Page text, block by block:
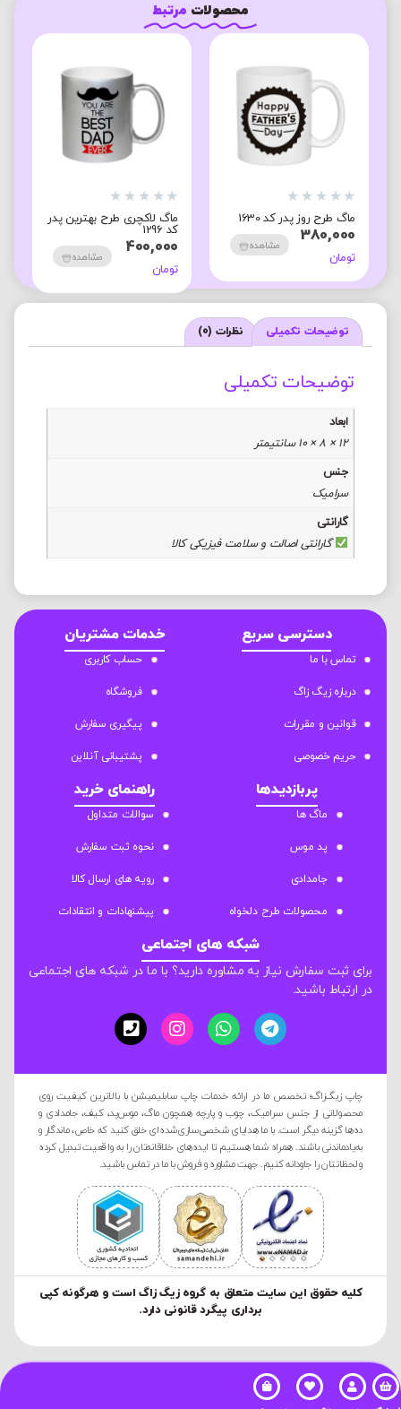
محصولات مرتبط
★
★
★
★
★
ماگ طرح روز پدر کد 1630
380,000
تومان
مشاهده
★
★
★
★
★
ماگ لاکچری طرح بهترین پدر
کد 1296
400,000
تومان
مشاهده
توضیحات تکمیلی نظرات (0)
توضیحات تکمیلی
ابعاد
12 × 8 × 10 سانتیمتر
جنس
سرامیک
گارانتی
گارانتی اصالت و سلامت فیزیکی کالا
دسترسی سریع
تماس با ما
درباره زیگ زاگ
قوانین و مقررات
حریم خصوصی
خدمات مشتریان
حساب کاربری
فروشگاه
پیگیری سفارش
پشتیبانی آنلاین
پربازدیدها
ماگ ها
پد موس
جامدادی
محصولات طرح دلخواه
راهنمای خرید
سوالات متداول
نحوه ثبت سفارش
رویه های ارسال کالا
پیشنهادات و انتقادات
شبکه های اجتماعی
برای ثبت سفارش نیاز به مشاوره دارید؟ با ما در شبکه های اجتماعی
در ارتباط باشید.
چاپ زیگ‌زاگ؛ تخصص ما در ارائه خدمات چاپ سابلیمیشن با بالاترین کیفیت روی
محصولاتی از جنس سرامیک، چوب و پارچه همچون ماگ، موس‌پد، کیف، جامدادی و
ده‌ها گزینه دیگر است. با ما هدایای شخصی‌سازی‌شده‌ای خلق کنید که خاص، ماندگار و
به‌یادماندنی باشند. همراه شما هستیم تا ایده‌های خلاقانه‌تان را به واقعیت تبدیل کرده
و لحظاتتان را جاودانه کنیم. جهت مشاوره و فروش با ما در تماس باشید.
کليه حقوق این سایت متعلق به گروه زیگ زاگ است و هرگونه کپی
برداری پیگرد قانونی دارد.